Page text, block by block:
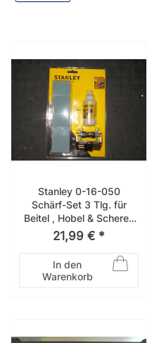
Stanley 0-16-050
Schärf-Set 3 Tlg. für
Beitel , Hobel & Scheren
16-050
21,99 € *
In den
Warenkorb